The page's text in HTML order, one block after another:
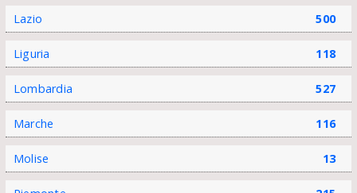
Lazio 500
Liguria 118
Lombardia 527
Marche 116
Molise 13